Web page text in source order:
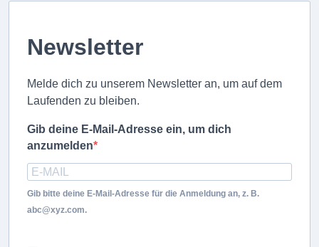
Newsletter
Melde dich zu unserem Newsletter an, um auf dem
Laufenden zu bleiben.
Gib deine E-Mail-Adresse ein, um dich
anzumelden
Gib bitte deine E-Mail-Adresse für die Anmeldung an, z. B.
abc@xyz.com.